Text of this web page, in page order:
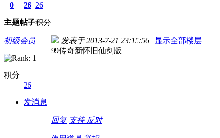
0
主题
26
帖子
26
积分
初级会员
积分
26
发消息
发表于 2013-7-21 23:15:56 | 显示全部楼层
99传奇新怀旧仙剑版
回复 支持 反对